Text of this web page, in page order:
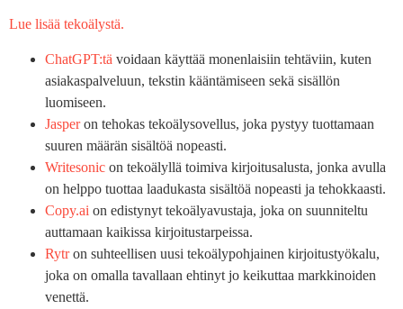
Lue lisää tekoälystä.
ChatGPT:tä voidaan käyttää monenlaisiin tehtäviin, kuten
asiakaspalveluun, tekstin kääntämiseen sekä sisällön
luomiseen.
Jasperon tehokas tekoälysovellus, joka pystyy tuottamaan
suuren määrän sisältöä nopeasti.
Writesonic on tekoälyllä toimiva kirjoitusalusta, jonka avulla
on helppo tuottaa laadukasta sisältöä nopeasti ja tehokkaasti.
Copy.ai on edistynyt tekoälyavustaja, joka on suunniteltu
auttamaan kaikissa kirjoitustarpeissa.
Rytron suhteellisen uusi tekoälypohjainen kirjoitustyökalu,
joka on omalla tavallaan ehtinyt jo keikuttaa markkinoiden
venettä.